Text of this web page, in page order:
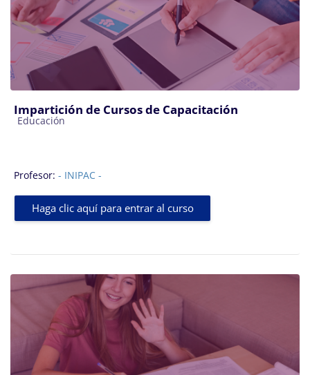
Impartición de Cursos de Capacitación
Categoría de cursos
Educación
Profesor: - INIPAC -
Haga clic aquí para entrar al curso